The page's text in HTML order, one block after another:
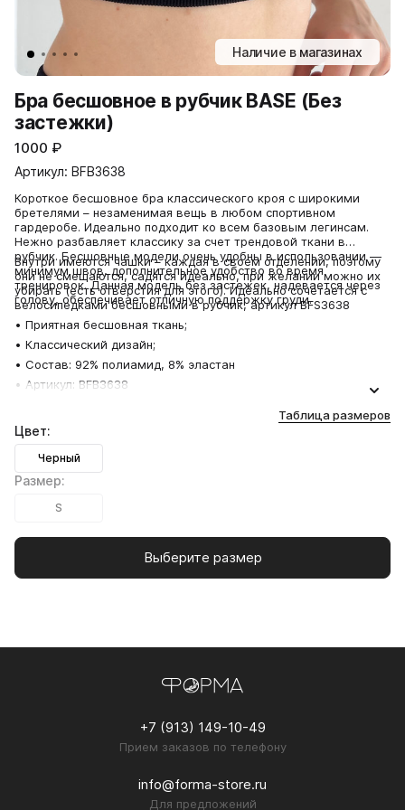
Наличие в магазинах
Бра бесшовное в рубчик BASE (Без
застежки)
1000 ₽
Артикул: BFB3638
Короткое бесшовное бра классического кроя с широкими
бретелями – незаменимая вещь в любом спортивном
гардеробе. Идеально подходит ко всем базовым легинсам.
Нежно разбавляет классику за счет трендовой ткани в
рубчик. Бесшовные модели очень удобны в использовании —
минимум швов, дополнительное удобство во время
тренировок. Данная модель без застежек, надевается через
голову, обеспечивает отличную поддержку груди.
Внутри имеются чашки – каждая в своем отделении, поэтому
они не смещаются, садятся идеально, при желании можно их
убирать (есть отверстия для этого). Идеально сочетается с
велосипедками бесшовными в рубчик, артикул BFS3638
• Приятная бесшовная ткань;
• Классический дизайн;
• Состав: 92% полиамид, 8% эластан
• Артикул: BFB3638
Таблица размеров
Цвет:
Черный
Размер:
S
Выберите размер
+7 (913) 149-10-49
Прием заказов по телефону
info@forma-store.ru
Для предложений